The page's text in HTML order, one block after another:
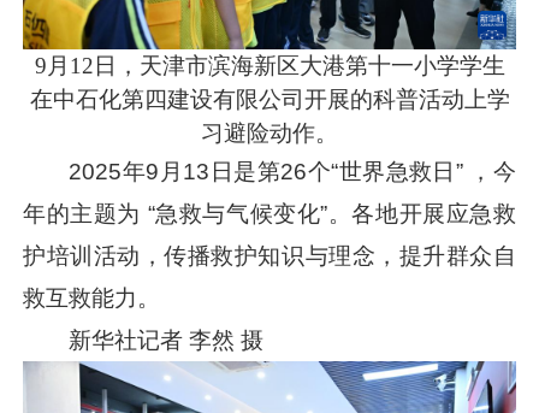
9月12日，天津市滨海新区大港第十一小学学生
在中石化第四建设有限公司开展的科普活动上学
习避险动作。
2025年9月13日是第26个“世界急救日” ，今
年的主题为 “急救与气候变化”。各地开展应急救
护培训活动，传播救护知识与理念，提升群众自
救互救能力。
新华社记者 李然 摄